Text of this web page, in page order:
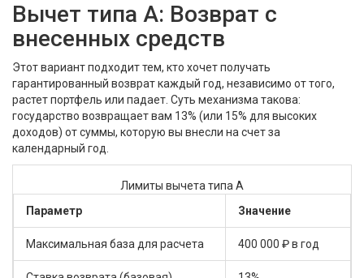
Вычет типа А: Возврат с
внесенных средств
Этот вариант подходит тем, кто хочет получать
гарантированный возврат каждый год, независимо от того,
растет портфель или падает. Суть механизма такова:
государство возвращает вам 13% (или 15% для высоких
доходов) от суммы, которую вы внесли на счет за
календарный год.
Лимиты вычета типа А
Параметр
Значение
Максимальная база для расчета 400 000 ₽ в год